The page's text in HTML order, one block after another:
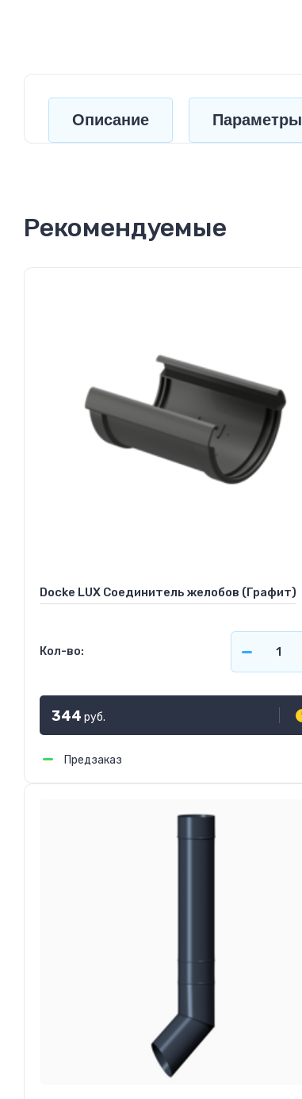
Описание Параметры
Рекомендуемые
Docke LUX Соединитель желобов (Графит)
Кол-во:
344 руб.
Предзаказ